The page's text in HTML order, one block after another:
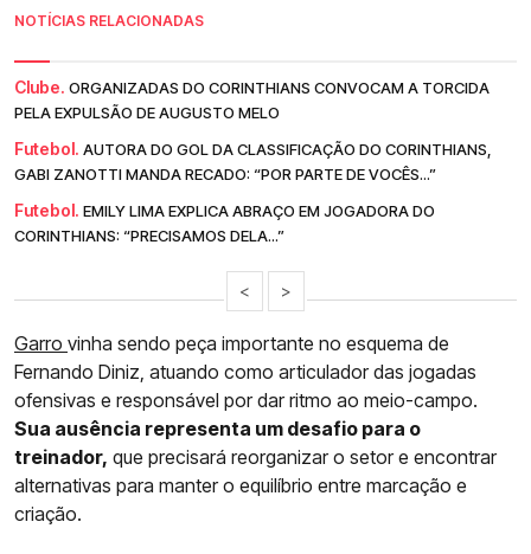
NOTÍCIAS RELACIONADAS
Clube. ORGANIZADAS DO CORINTHIANS CONVOCAM A TORCIDA
PELA EXPULSÃO DE AUGUSTO MELO
Futebol. AUTORA DO GOL DA CLASSIFICAÇÃO DO CORINTHIANS,
GABI ZANOTTI MANDA RECADO: “POR PARTE DE VOCÊS...”
Futebol. EMILY LIMA EXPLICA ABRAÇO EM JOGADORA DO
CORINTHIANS: “PRECISAMOS DELA...”
< >
Garro vinha sendo peça importante no esquema de
Fernando Diniz, atuando como articulador das jogadas
ofensivas e responsável por dar ritmo ao meio-campo.
Sua ausência representa um desafio para o
treinador, que precisará reorganizar o setor e encontrar
alternativas para manter o equilíbrio entre marcação e
criação.